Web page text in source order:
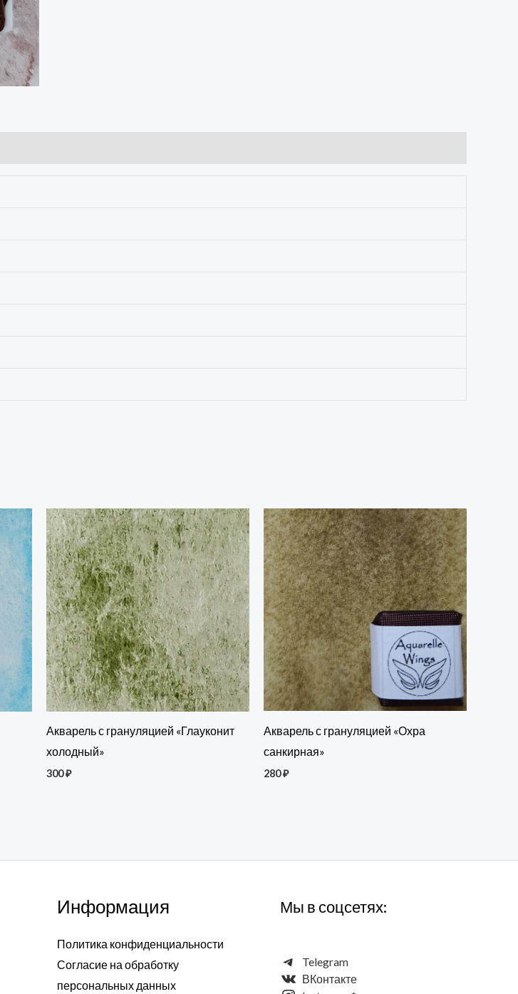
Акварель с грануляцией «Глауконит
холодный»
300₽
Акварель с грануляцией «Охра
санкирная»
280₽
Информация
Политика конфиденциальности
Согласие на обработку
персональных данных
Мы в соцсетях:
Telegram
ВКонтакте